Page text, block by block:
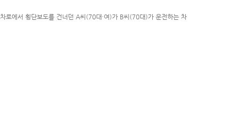
로에서 횡단보도를 건너던 A씨(70대·여)가 B씨(70대)가 운전하는 차